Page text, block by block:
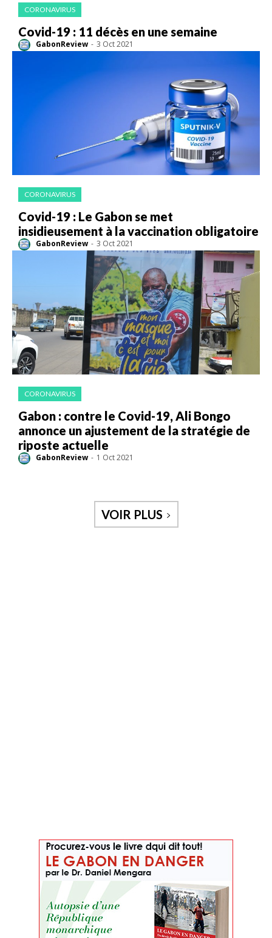
CORONAVIRUS
Covid-19 : 11 décès en une semaine
GabonReview - 3 Oct 2021
CORONAVIRUS
Covid-19 : Le Gabon se met
insidieusement à la vaccination obligatoire
GabonReview - 3 Oct 2021
CORONAVIRUS
Gabon : contre le Covid-19, Ali Bongo
annonce un ajustement de la stratégie de
riposte actuelle
GabonReview - 1 Oct 2021
VOIR PLUS